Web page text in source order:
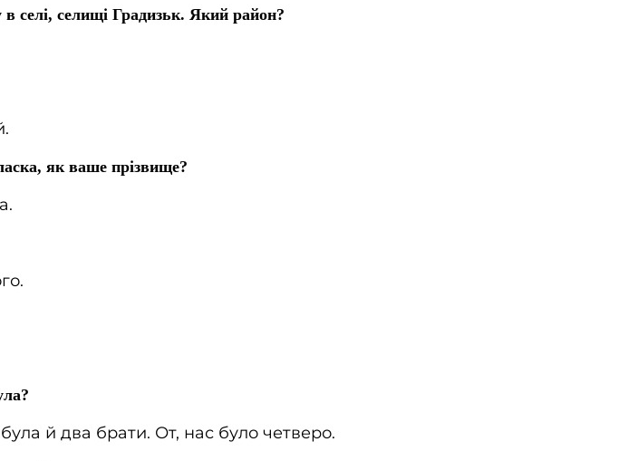
селі, селищі Градизьк. Який район?
як ваше прізвище?
й два брати. От, нас було четверо.